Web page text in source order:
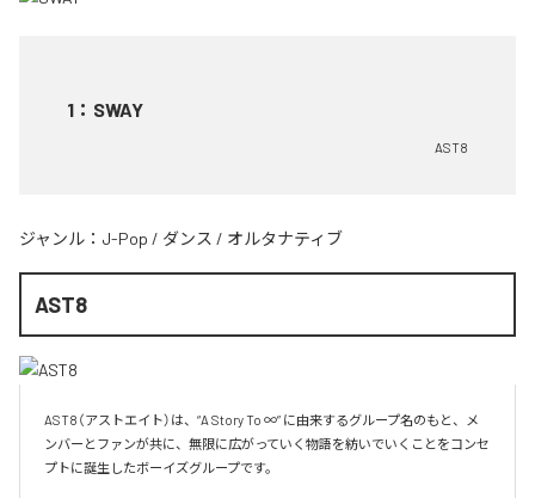
1 ： SWAY
AST8
ジャンル： J-Pop / ダンス / オルタナティブ
AST8
AST8（アストエイト）は、“A Story To ∞” に由来するグループ名のもと、メ
ンバーとファンが共に、無限に広がっていく物語を紡いでいくことをコンセ
プトに誕生したボーイズグループです。